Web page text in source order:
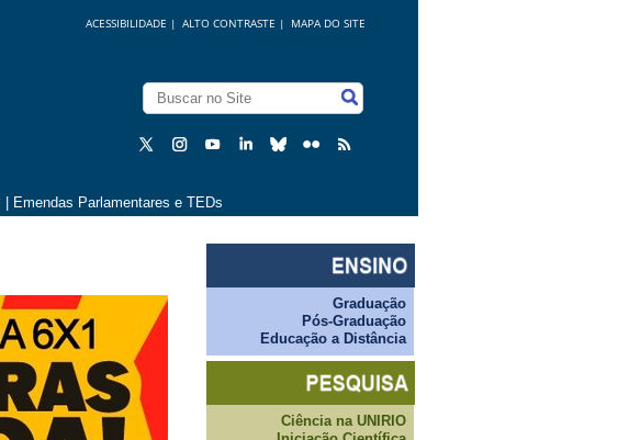
MAPA DO SITE
ALTO CONTRASTE |
ACESSIBILIDADE |
Emendas Parlamentares e TEDs
Graduação
Pós-Graduação
Educação a Distância
Ciência na UNIRIO